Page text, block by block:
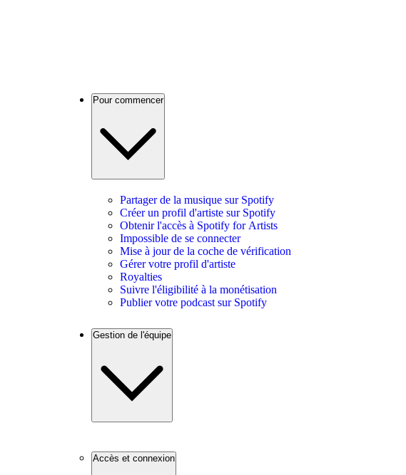
Pour commencer
Partager de la musique sur Spotify
Créer un profil d'artiste sur Spotify
Obtenir l'accès à Spotify for Artists
Impossible de se connecter
Mise à jour de la coche de vérification
Gérer votre profil d'artiste
Royalties
Suivre l'éligibilité à la monétisation
Publier votre podcast sur Spotify
Gestion de l'équipe
Accès et connexion